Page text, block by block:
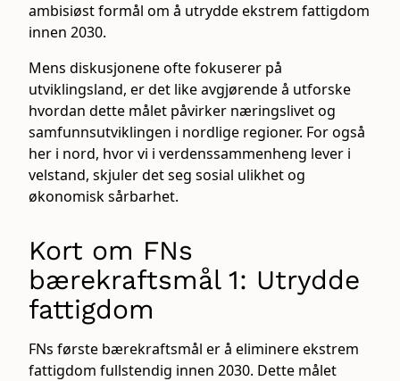
ambisiøst formål om å utrydde ekstrem fattigdom
innen 2030.
Mens diskusjonene ofte fokuserer på
utviklingsland, er det like avgjørende å utforske
hvordan dette målet påvirker næringslivet og
samfunnsutviklingen i nordlige regioner. For også
her i nord, hvor vi i verdenssammenheng lever i
velstand, skjuler det seg sosial ulikhet og
økonomisk sårbarhet.
Kort om FNs
bærekraftsmål 1: Utrydde
fattigdom
FNs første bærekraftsmål er å eliminere ekstrem
fattigdom fullstendig innen 2030. Dette målet